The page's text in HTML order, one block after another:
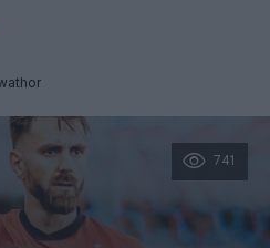
741